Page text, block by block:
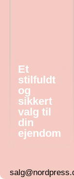
Et
stilfuldt
og
sikkert
valg til
din
ejendom